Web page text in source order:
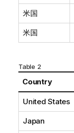
米国
米国
Table 2
Country
United States
Japan